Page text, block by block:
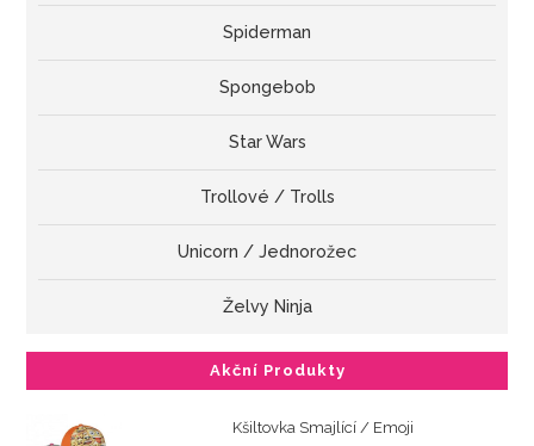
Spiderman
Spongebob
Star Wars
Trollové / Trolls
Unicorn / Jednorožec
Želvy Ninja
Akční Produkty
Kšiltovka Smajlící / Emoji